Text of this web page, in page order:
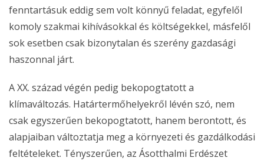
fenntartásuk eddig sem volt könnyű feladat, egyfelől
komoly szakmai kihívásokkal és költségekkel, másfelől
sok esetben csak bizonytalan és szerény gazdasági
haszonnal járt.
A XX. század végén pedig bekopogtatott a
klímaváltozás. Határtermőhelyekről lévén szó, nem
csak egyszerűen bekopogtatott, hanem berontott, és
alapjaiban változtatja meg a környezeti és gazdálkodási
feltételeket. Tényszerűen, az Ásotthalmi Erdészet